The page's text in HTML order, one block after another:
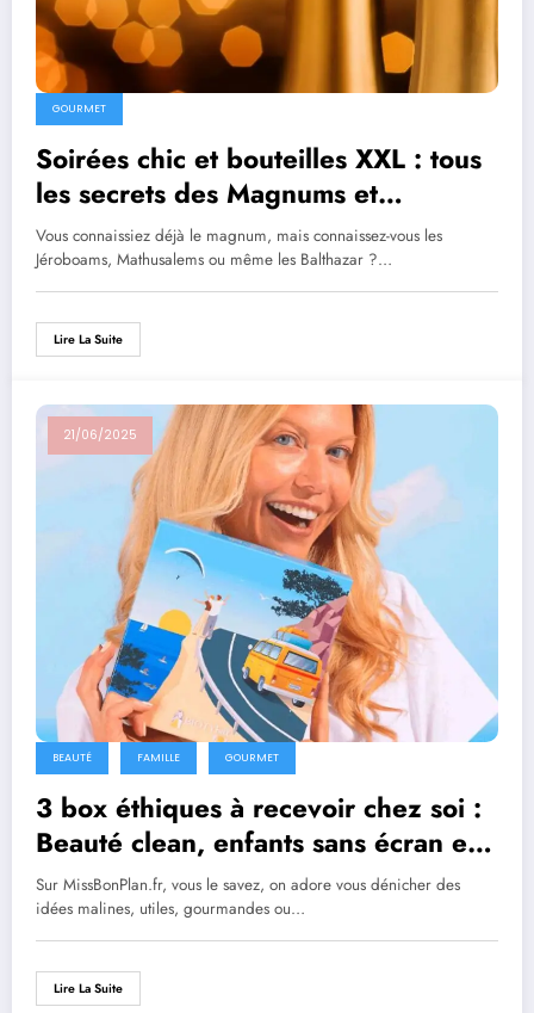
GOURMET
Soirées chic et bouteilles XXL : tous
les secrets des Magnums et
Mathusalems
Vous connaissiez déjà le magnum, mais connaissez-vous les
Jéroboams, Mathusalems ou même les Balthazar ?…
Lire La Suite
21/06/2025
BEAUTÉ FAMILLE GOURMET
3 box éthiques à recevoir chez soi :
Beauté clean, enfants sans écran et
terroir respecté
Sur MissBonPlan.fr, vous le savez, on adore vous dénicher des
idées malines, utiles, gourmandes ou…
Lire La Suite